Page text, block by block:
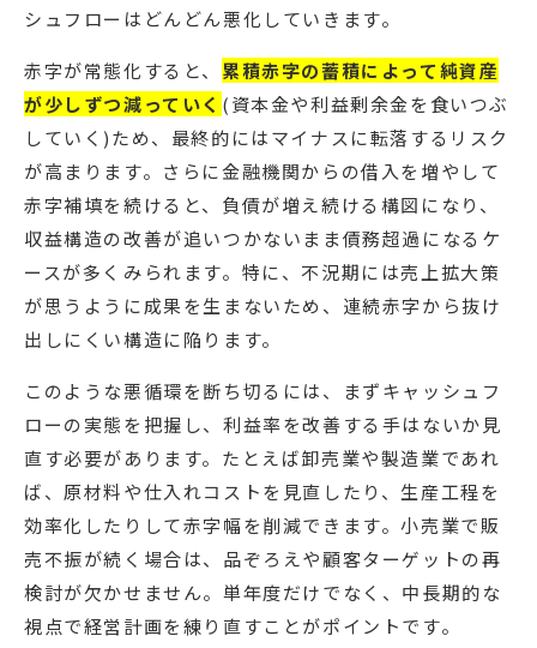
シュフローはどんどん悪化していきます。
赤字が常態化すると、 累積赤字の蓄積によって純資産
が少しずつ減っていく (資本金や利益剰余金を食いつぶ
していく)ため、最終的にはマイナスに転落するリスク
が高まります。さらに金融機関からの借入を増やして
赤字補填を続けると、負債が増え続ける構図になり、
収益構造の改善が追いつかないまま債務超過になるケ
ースが多くみられます。特に、不況期には売上拡大策
が思うように成果を生まないため、連続赤字から抜け
出しにくい構造に陥ります。
このような悪循環を断ち切るには、まずキャッシュフ
ローの実態を把握し、利益率を改善する手はないか見
直す必要があります。たとえば卸売業や製造業であれ
ば、原材料や仕入れコストを見直したり、生産工程を
効率化したりして赤字幅を削減できます。小売業で販
売不振が続く場合は、品ぞろえや顧客ターゲットの再
検討が欠かせません。単年度だけでなく、中長期的な
視点で経営計画を練り直すことがポイントです。